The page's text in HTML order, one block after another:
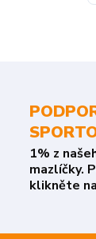
1% z
mazlíčky.
klikněte